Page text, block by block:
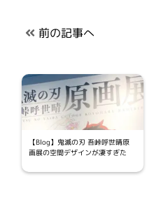
前の記事へ
【Blog】鬼滅の刃 吾峠呼世晴原
画展の空間デザインが凄すぎた